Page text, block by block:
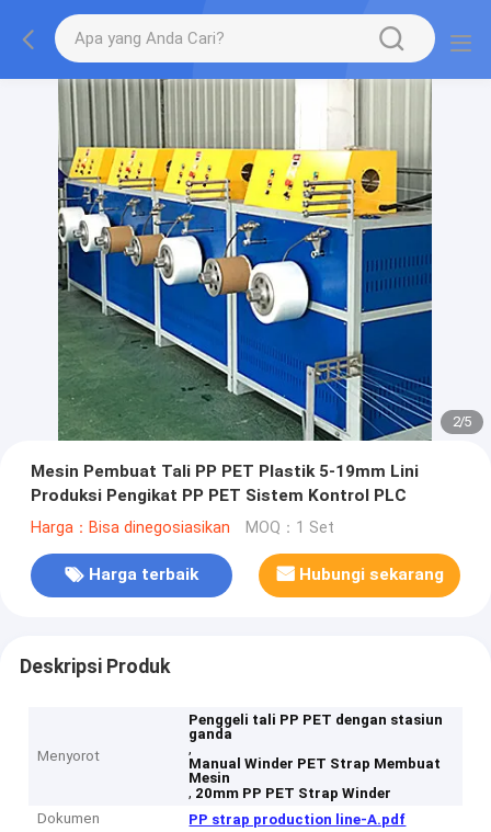
2/5
Mesin Pembuat Tali PP PET Plastik 5-19mm Lini
Produksi Pengikat PP PET Sistem Kontrol PLC
Harga：Bisa dinegosiasikan MOQ：1 Set
Harga terbaik Hubungi sekarang
Deskripsi Produk
Menyorot
Penggeli tali PP PET dengan stasiun
ganda
,
Manual Winder PET Strap Membuat
Mesin
, 20mm PP PET Strap Winder
Dokumen
PP strap production line-A.pdf